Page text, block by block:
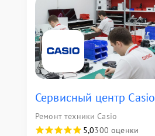
Сервисный центр Casio
Ремонт техники Casio
5,0300 оценки